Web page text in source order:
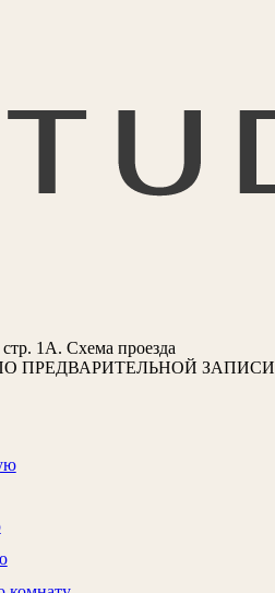
стр. 1А. Схема проезда
ПРЕДВАРИТЕЛЬНОЙ ЗАПИСИ